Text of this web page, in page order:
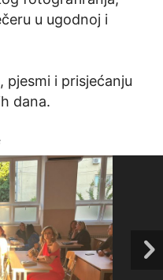
u ugodnoj i
pjesmi i prisjećanju
dana.